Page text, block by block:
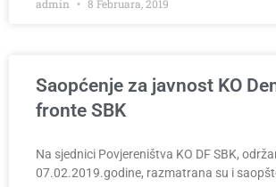
admin 8 Februara, 2019
Saopćenje za javnost KO
fronte SBK
Na sjednici Povjereništva KO DF SBK,
07.02.2019.godine, razmatrana su i